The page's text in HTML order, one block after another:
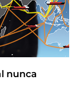
nunca